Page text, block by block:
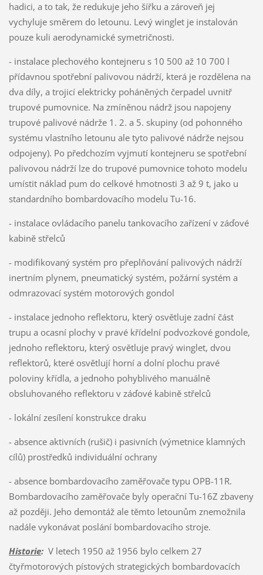
hadici, a to tak, že redukuje jeho šířku a zároveň jej
vychyluje směrem do letounu. Levý winglet je instalován
pouze kuli aerodynamické symetričnosti.
- instalace plechového kontejneru s 10 500 až 10 700 l
přídavnou spotřební palivovou nádrží, která je rozdělena na
dva díly, a trojicí elektricky poháněných čerpadel uvnitř
trupové pumovnice. Na zmíněnou nádrž jsou napojeny
trupové palivové nádrže 1. 2. a 5. skupiny (od pohonného
systému vlastního letounu ale tyto palivové nádrže nejsou
odpojeny). Po předchozím vyjmutí kontejneru se spotřební
palivovou nádrží lze do trupové pumovnice tohoto modelu
umístit náklad pum do celkové hmotnosti 3 až 9 t, jako u
standardního bombardovacího modelu Tu-16.
- instalace ovládacího panelu tankovacího zařízení v záďové
kabině střelců
- modifikovaný systém pro přeplňování palivových nádrží
inertním plynem, pneumatický systém, požární systém a
odmrazovací systém motorových gondol
- instalace jednoho reflektoru, který osvětluje zadní část
trupu a ocasní plochy v pravé křídelní podvozkové gondole,
jednoho reflektoru, který osvětluje pravý winglet, dvou
reflektorů, které osvětlují horní a dolní plochu pravé
poloviny křídla, a jednoho pohyblivého manuálně
obsluhovaného reflektoru v záďové kabině střelců
- lokální zesílení konstrukce draku
- absence aktivních (rušič) i pasivních (výmetnice klamných
cílů) prostředků individuální ochrany
- absence bombardovacího zaměřovače typu OPB-11R.
Bombardovacího zaměřovače byly operační Tu-16Z zbaveny
až později. Jeho demontáž ale těmto letounům znemožnila
nadále vykonávat poslání bombardovacího stroje.
Historie:V letech 1950 až 1956 bylo celkem 27
čtyřmotorových pístových strategických bombardovacích